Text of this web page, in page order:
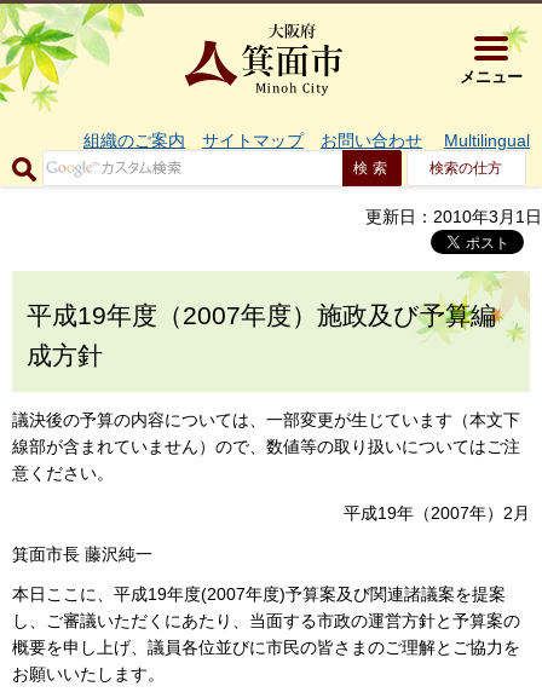
大阪府箕
メニュー
組織のご案内 サイトマップ お問い合わせ Multilingual
検索の仕方
更新日：2010年3月1日
平成19年度（2007年度）施政及び予算編
成方針
議決後の予算の内容については、一部変更が生じています（本文下
線部が含まれていません）ので、数値等の取り扱いについてはご注
意ください。
平成19年（2007年）2月
箕面市長 藤沢純一
本日ここに、平成19年度(2007年度)予算案及び関連諸議案を提案
し、ご審議いただくにあたり、当面する市政の運営方針と予算案の
概要を申し上げ、議員各位並びに市民の皆さまのご理解とご協力を
お願いいたします。